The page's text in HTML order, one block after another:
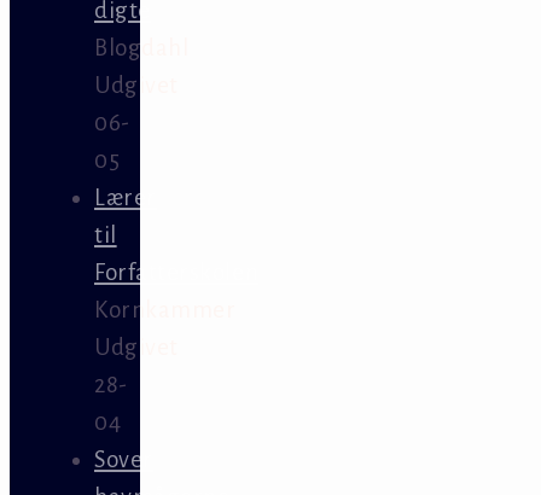
digte
Blogdahl
Udgivet
06-
05
Lærer
til
Forfatterskolen
Kornkammer
Udgivet
28-
04
Sover